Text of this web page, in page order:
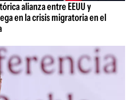
alianza entre EEUU y
en la crisis migratoria en el